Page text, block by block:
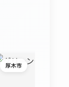
厚木市